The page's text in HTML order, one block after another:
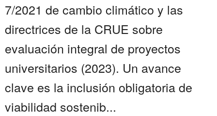
7/2021 de cambio climático y las
directrices de la CRUE sobre
evaluación integral de proyectos
universitarios (2023). Un avance
clave es la inclusión obligatoria de
viabilidad sostenib...